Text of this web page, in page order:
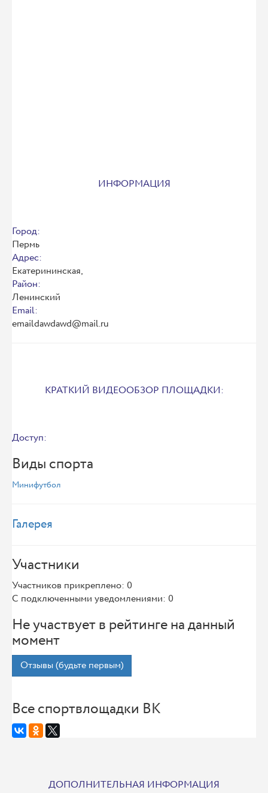
ИНФОРМАЦИЯ
Город:
Пермь
Адрес:
Екатерининская,
Район:
Ленинский
Email:
emaildawdawd@mail.ru
КРАТКИЙ ВИДЕООБЗОР ПЛОЩАДКИ:
Доступ:
Виды спорта
Минифутбол
Галерея
Участники
Участников прикреплено: 0
С подключенными уведомлениями: 0
Не участвует в рейтинге на данный
момент
Отзывы (будьте первым)
Все спортвлощадки ВК
ДОПОЛНИТЕЛЬНАЯ ИНФОРМАЦИЯ